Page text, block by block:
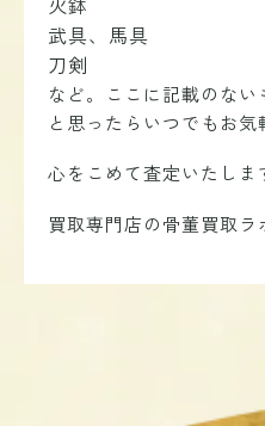
武具、馬具
刀剣
など。ここに記載のない
と思ったらいつでもお
心をこめて査定いたしま
買取専門店の骨董買取ラ